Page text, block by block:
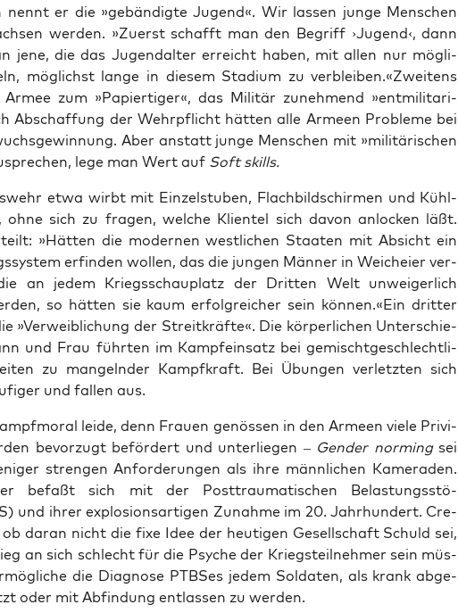
nennt er die »gebän­dig­te Jugend«. Wir las­sen jun­ge Men­schen
wer­den. »Zuerst schafft man den Begriff ›Jugend‹, dann
jene, die das Jugend­al­ter erreicht haben, mit allen nur mög­li­
mög­lichst lan­ge in die­sem Sta­di­um zu verbleiben.«Zweitens
zum »Papier­ti­ger«, das Mili­tär zuneh­mend »ent­mi­li­ta­ri­
Abschaf­fung der Wehr­pflicht hät­ten alle Armeen Pro­ble­me bei
Aber anstatt jun­ge Men­schen mit »mili­tä­ri­schen
lege man Wert auf Soft skills.
etwa wirbt mit Ein­zel­stu­ben, Flach­bild­schir­men und Kühl­
ohne sich zu fra­gen, wel­che Kli­en­tel sich davon anlo­cken läßt.
»Hät­ten die moder­nen west­li­chen Staa­ten mit Absicht ein
erfin­den wol­len, das die jun­gen Män­ner in Weich­ei­er ver­
an jedem Kriegs­schau­platz der Drit­ten Welt unwei­ger­lich
so hät­ten sie kaum erfolg­rei­cher sein können.«Ein drit­ter
»Ver­weib­li­chung der Streit­kräf­te«. Die kör­per­li­chen Unter­schie­
und Frau führ­ten im Kampf­ein­satz bei gemischt­ge­schlecht­li­
zu man­geln­der Kampf­kraft. Bei Übun­gen ver­letz­ten sich
und fal­len aus.
lei­de, denn Frau­en genös­sen in den Armeen vie­le Pri­vi­
bevor­zugt beför­dert und unter­lie­gen – Gen­der nor­ming sei
stren­gen Anfor­de­run­gen als ihre männ­li­chen Kame­ra­den.
befaßt sich mit der Post­trau­ma­ti­schen Belas­tungs­stö­
und ihrer explo­si­ons­ar­ti­gen Zunah­me im 20. Jahr­hun­dert. Cre­
dar­an nicht die fixe Idee der heu­ti­gen Gesell­schaft Schuld sei,
an sich schlecht für die Psy­che der Kriegs­teil­neh­mer sein müs­
die Dia­gno­se PTB­Ses jedem Sol­da­ten, als krank abge­
oder mit Abfin­dung ent­las­sen zu werden.